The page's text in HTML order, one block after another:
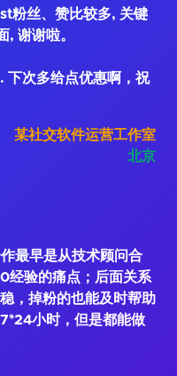
粉丝、赞比较多, 关键
, 谢谢啦。
下次多给点优惠啊，祝
某社交软件运营工作室
北京
最早是从技术顾问合
经验的痛点；后面关系
，掉粉的也能及时帮助
小时，但是都能做